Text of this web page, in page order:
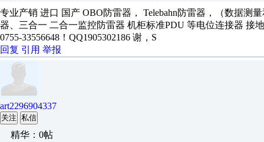
专业产销 进口 国产 OBO防雷器， Telebahn防雷器，（数据测
器、三合一 二合一监控防雷器 机柜标准PDU 等电位连接器 接
0755-33556648！QQ1905302186 谢，S
回复 引用 举报
art2296904337
关注 私信
精华：0帖